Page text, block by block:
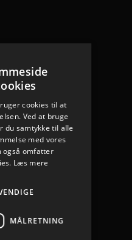
cookies til at
Ved at bruge
du samtykke til alle
med vores
også omfatter
Læs mere
MÅLRETNING